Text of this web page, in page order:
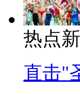
热点
直击"